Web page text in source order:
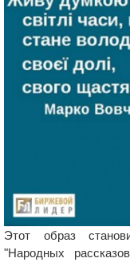
Этот образ
"Народных